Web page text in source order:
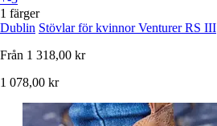
1 färger
Dublin Stövlar för kvinnor Venturer RS III
Från 1 318,00 kr
1 078,00 kr